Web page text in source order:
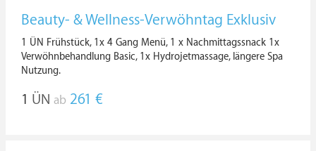
Beauty- & Wellness-Verwöhntag Exklusiv
1 ÜN Frühstück, 1x 4 Gang Menü, 1 x Nachmittagssnack 1x
Verwöhnbehandlung Basic, 1x Hydrojetmassage, längere Spa
Nutzung.
1 ÜN ab 261 €